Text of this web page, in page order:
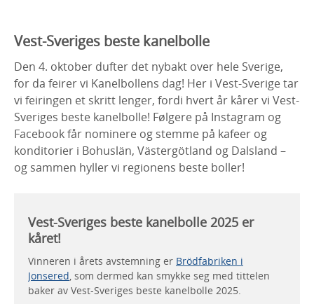
Vest-Sveriges beste kanelbolle
Den 4. oktober dufter det nybakt over hele Sverige,
for da feirer vi Kanelbollens dag! Her i Vest-Sverige tar
vi feiringen et skritt lenger, fordi hvert år kårer vi Vest-
Sveriges beste kanelbolle! Følgere på Instagram og
Facebook får nominere og stemme på kafeer og
konditorier i Bohuslän, Västergötland og Dalsland –
og sammen hyller vi regionens beste boller!
Vest-Sveriges beste kanelbolle 2025 er
kåret!
Vinneren i årets avstemning er Brödfabriken i
Jonsered, som dermed kan smykke seg med tittelen
baker av Vest-Sveriges beste kanelbolle 2025.